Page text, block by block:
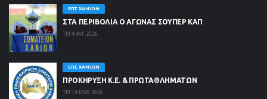
ΕΠΣ ΧΑΝΊΩΝ
ΣΤΑ ΠΕΡΙΒΟΛΙΑ Ο ΑΓΩΝΑΣ ΣΟΥΠΕΡ ΚΑΠ
ΤΡΙ 4 ΑΥΓ 2026
ΕΠΣ ΧΑΝΊΩΝ
ΠΡΟΚΗΡΥΞΗ Κ.Ε. & ΠΡΩΤΑΘΛΗΜΑΤΩΝ
ΤΡΙ 14 ΙΟΥΛ 2026